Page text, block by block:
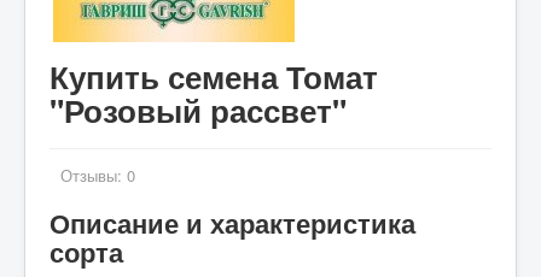
Купить семена Томат
"Розовый рассвет"
Отзывы: 0
Описание и характеристика
сорта